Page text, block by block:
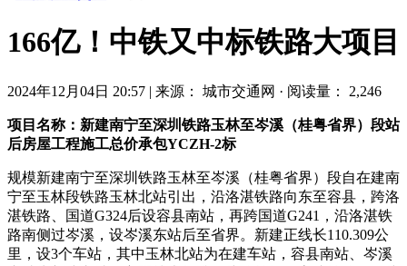
166亿！中铁又中标铁路大项目
2024年12月04日 20:57 | 来源： 城市交通网 · 阅读量： 2,246
项目名称：新建南宁至深圳铁路玉林至岑溪（桂粤省界）段站
后房屋工程施工总价承包YCZH-2标
规模新建南宁至深圳铁路玉林至岑溪（桂粤省界）段自在建南
宁至玉林段铁路玉林北站引出，沿洛湛铁路向东至容县，跨洛
湛铁路、国道G324后设容县南站，再跨国道G241，沿洛湛铁
路南侧过岑溪，设岑溪东站后至省界。新建正线长110.309公
里，设3个车站，其中玉林北站为在建车站，容县南站、岑溪